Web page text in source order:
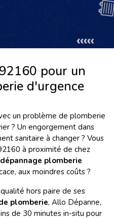
pour un
d'urgence
un problème de plomberie
? Un engorgement dans
sanitaire à changer ? Vous
à proximité de chez
dépannage plomberie
aux moindres coûts ?
hors paire de ses
plomberie, Allo Dépanne,
de 30 minutes in-situ pour